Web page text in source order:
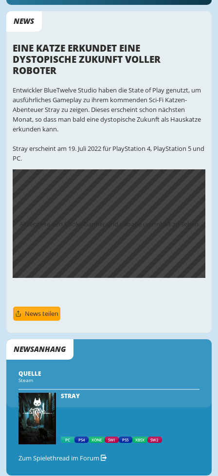
NEWS
EINE KATZE ERKUNDET EINE
DYSTOPISCHE ZUKUNFT VOLLER
ROBOTER
Entwickler BlueTwelve Studio haben die State of Play genutzt, um
ausführliches Gameplay zu ihrem kommenden Sci-Fi Katzen-
Abenteuer Stray zu zeigen. Dieses erscheint schon nächsten
Monat, so dass man bald eine dystopische Zukunft als Hauskatze
erkunden kann.
Stray erscheint am 19. Juli 2022 für PlayStation 4, PlayStation 5 und
PC.
Akzeptiere den Cookiebanner und reloade um Inhalt zu sehen
News teilen
NEWSANHANG
QUELLE
Steam
STRAY
PC PS4 XONE SWI PS5 XBSX SW2
Zum Spielethread im Forum